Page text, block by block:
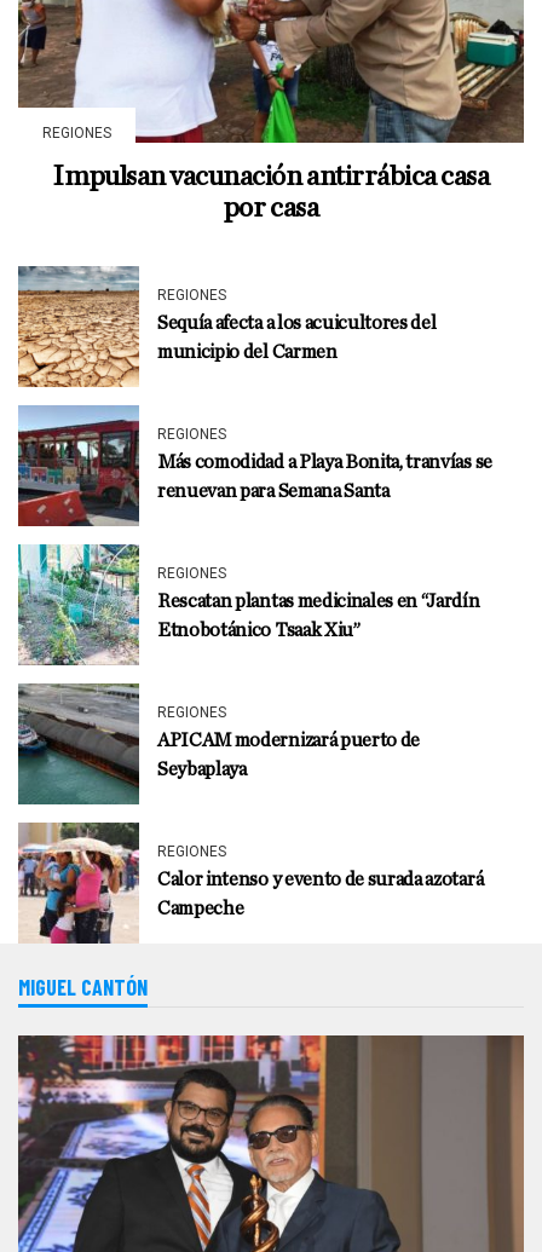
REGIONES
Impulsan vacunación antirrábica casa
por casa
REGIONES
Sequía afecta a los acuicultores del
municipio del Carmen
REGIONES
Más comodidad a Playa Bonita, tranvías se
renuevan para Semana Santa
REGIONES
Rescatan plantas medicinales en “Jardín
Etnobotánico Tsaak Xiu”
REGIONES
APICAM modernizará puerto de
Seybaplaya
REGIONES
Calor intenso y evento de surada azotará
Campeche
MIGUEL CANTÓN